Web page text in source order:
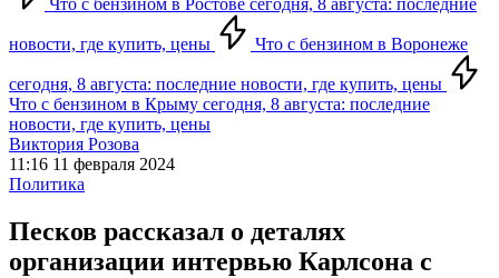
Что с бензином в Ростове сегодня, 8 августа: последние
новости, где купить, цены Что с бензином в Воронеже
сегодня, 8 августа: последние новости, где купить, цены
Что с бензином в Крыму сегодня, 8 августа: последние
новости, где купить, цены
Виктория Розова
11:16 11 февраля 2024
Политика
Песков рассказал о деталях
организации интервью Карлсона с